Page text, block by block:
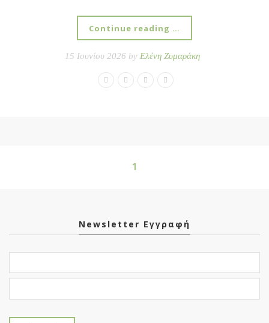
Continue reading …
15 Ιουνίου 2026 by Ελένη Ζυμαράκη
1
Newsletter Εγγραφή